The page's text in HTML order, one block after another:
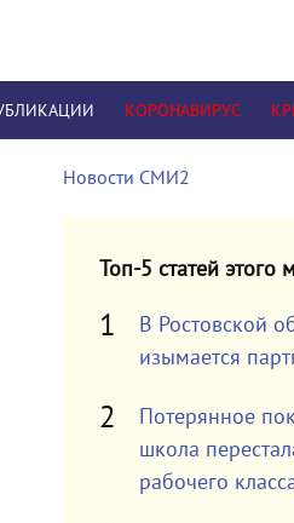
КОРОНАВИРУС
Новости СМИ2
Топ-5 статей этого
В Ростовской
изымается
Потерянное
школа
рабочего